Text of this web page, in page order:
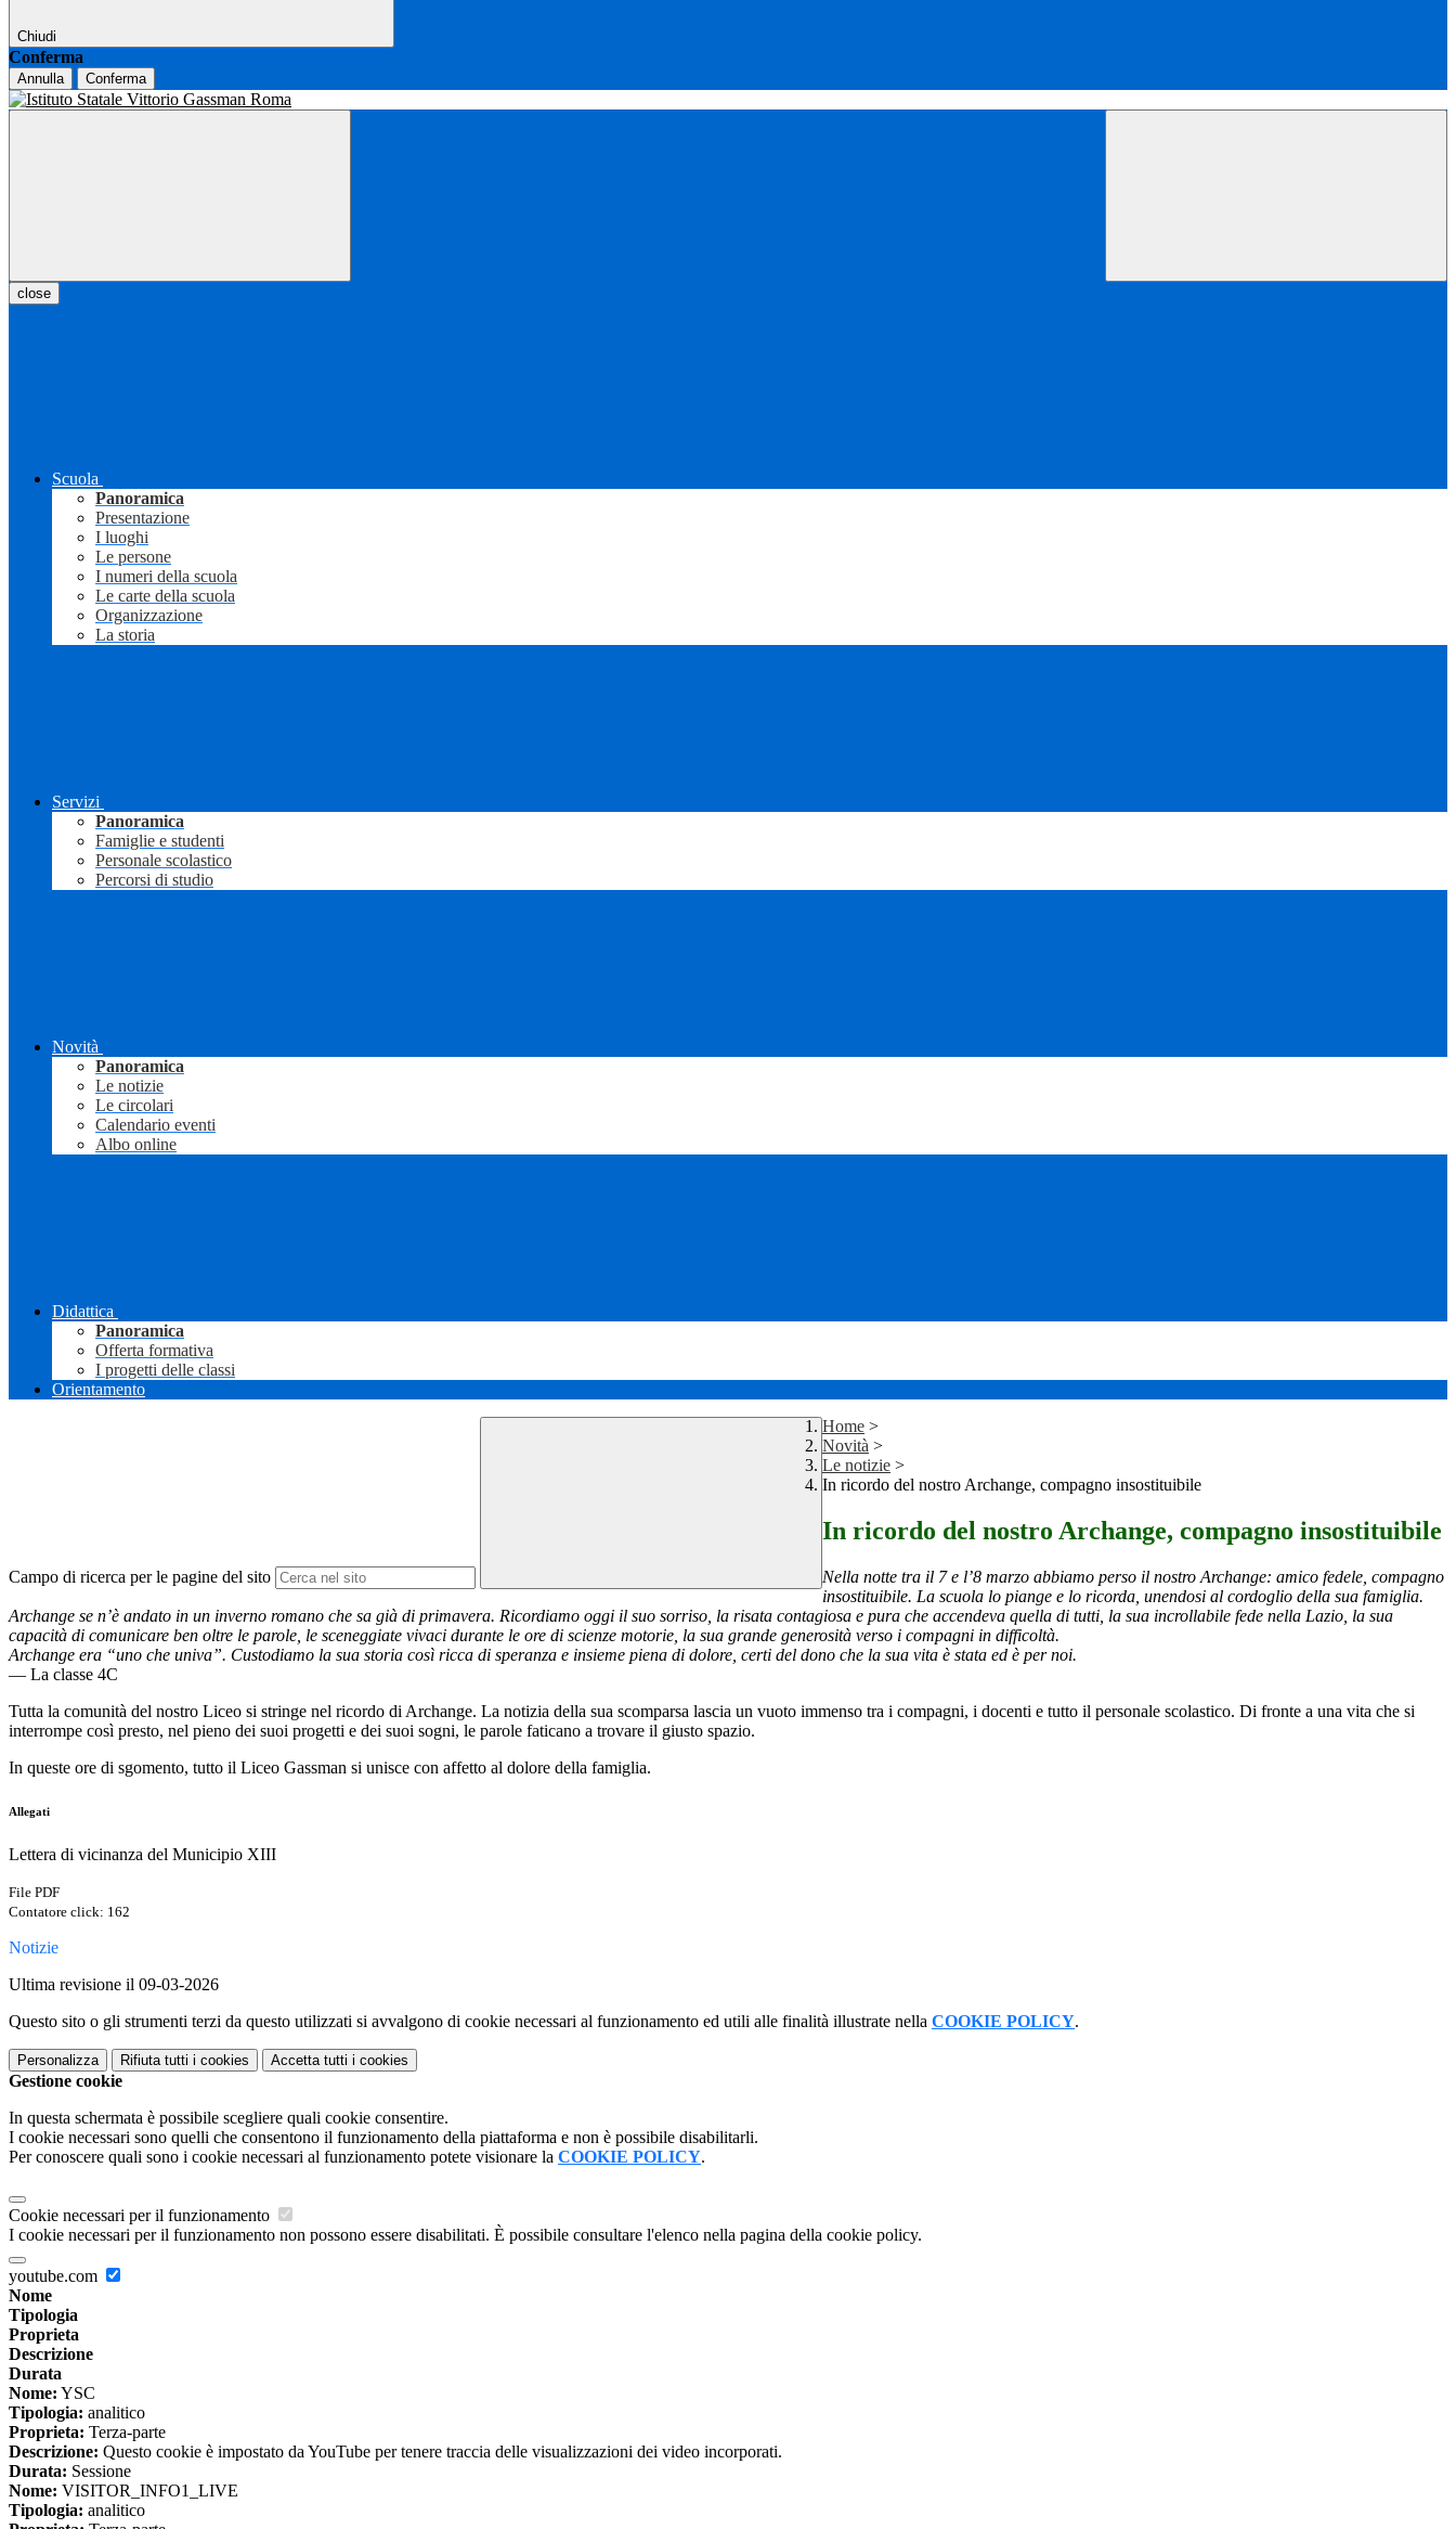
Chiudi
Conferma
Annulla Conferma
close
Scuola
Panoramica
Presentazione
I luoghi
Le persone
I numeri della scuola
Le carte della scuola
Organizzazione
La storia
Servizi
Panoramica
Famiglie e studenti
Personale scolastico
Percorsi di studio
Novità
Panoramica
Le notizie
Le circolari
Calendario eventi
Albo online
Didattica
Panoramica
Offerta formativa
I progetti delle classi
Orientamento
Campo di ricerca per le pagine del sito
Home >
Novità >
Le notizie >
In ricordo del nostro Archange, compagno insostituibile
In ricordo del nostro Archange, compagno insostituibile
Nella notte tra il 7 e l’8 marzo abbiamo perso il nostro Archange: amico fedele, compagno
insostituibile. La scuola lo piange e lo ricorda, unendosi al cordoglio della sua famiglia.
Archange se n’è andato in un inverno romano che sa già di primavera. Ricordiamo oggi il suo sorriso, la risata contagiosa e pura che accendeva quella di tutti, la sua incrollabile fede nella Lazio, la sua
capacità di comunicare ben oltre le parole, le sceneggiate vivaci durante le ore di scienze motorie, la sua grande generosità verso i compagni in difficoltà.
Archange era “uno che univa”. Custodiamo la sua storia così ricca di speranza e insieme piena di dolore, certi del dono che la sua vita è stata ed è per noi.
— La classe 4C
Tutta la comunità del nostro Liceo si stringe nel ricordo di Archange. La notizia della sua scomparsa lascia un vuoto immenso tra i compagni, i docenti e tutto il personale scolastico. Di fronte a una vita che si
interrompe così presto, nel pieno dei suoi progetti e dei suoi sogni, le parole faticano a trovare il giusto spazio.
In queste ore di sgomento, tutto il Liceo Gassman si unisce con affetto al dolore della famiglia.
Allegati
Lettera di vicinanza del Municipio XIII
File PDF
Contatore click: 162
Notizie
Ultima revisione il 09-03-2026
Questo sito o gli strumenti terzi da questo utilizzati si avvalgono di cookie necessari al funzionamento ed utili alle finalità illustrate nella COOKIE POLICY.
Personalizza Rifiuta tutti i cookies Accetta tutti i cookies
Gestione cookie
In questa schermata è possibile scegliere quali cookie consentire.
I cookie necessari sono quelli che consentono il funzionamento della piattaforma e non è possibile disabilitarli.
Per conoscere quali sono i cookie necessari al funzionamento potete visionare la COOKIE POLICY.
Cookie necessari per il funzionamento
I cookie necessari per il funzionamento non possono essere disabilitati. È possibile consultare l'elenco nella pagina della cookie policy.
youtube.com
Nome
Tipologia
Proprieta
Descrizione
Durata
Nome: YSC
Tipologia: analitico
Proprieta: Terza-parte
Descrizione: Questo cookie è impostato da YouTube per tenere traccia delle visualizzazioni dei video incorporati.
Durata: Sessione
Nome: VISITOR_INFO1_LIVE
Tipologia: analitico